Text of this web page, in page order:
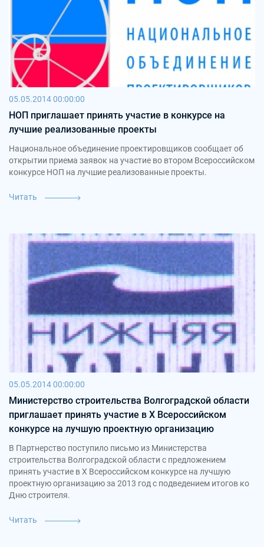
05.05.2014 00:00:00
НОП приглашает принять участие в конкурсе на
лучшие реализованные проекты
Национальное объединение проектировщиков сообщает об
открытии приема заявок на участие во втором Всероссийском
конкурсе НОП на лучшие реализованные проекты.
Читать
05.05.2014 00:00:00
Министерство строительства Волгоградской области
приглашает принять участие в X Всероссийском
конкурсе на лучшую проектную организацию
В Партнерство поступило письмо из Министерства
строительства Волгоградской области с предложением
принять участие в X Всероссийском конкурсе на лучшую
проектную организацию за 2013 год с подведением итогов ко
Дню строителя.
Читать